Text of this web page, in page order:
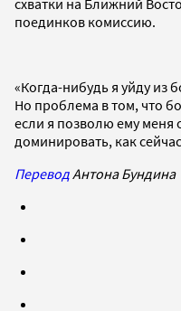
схватки на Ближний
поединков комиссию.
«Когда-нибудь я уйду
Но проблема в том, что
если я позволю ему меня
доминировать, как
ПереводАнтона Бундина